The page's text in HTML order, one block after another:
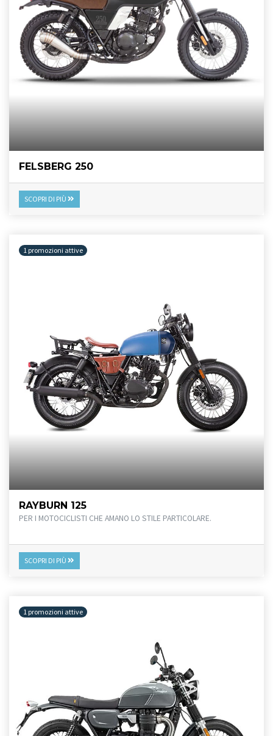
FELSBERG 250
SCOPRI DI PIÙ
1 promozioni attive
RAYBURN 125
PER I MOTOCICLISTI CHE AMANO LO STILE PARTICOLARE.
SCOPRI DI PIÙ
1 promozioni attive